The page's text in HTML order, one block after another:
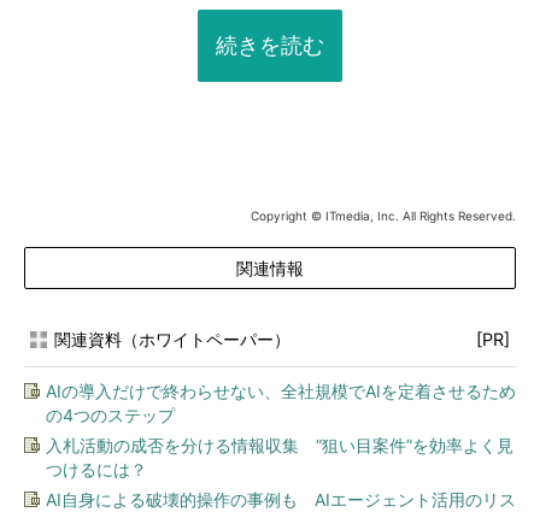
続きを読む
Copyright © ITmedia, Inc. All Rights Reserved.
関連情報
関連資料（ホワイトペーパー） [PR]
AIの導入だけで終わらせない、全社規模でAIを定着させるため
の4つのステップ
入札活動の成否を分ける情報収集 “狙い目案件”を効率よく見
つけるには？
AI自身による破壊的操作の事例も AIエージェント活用のリス